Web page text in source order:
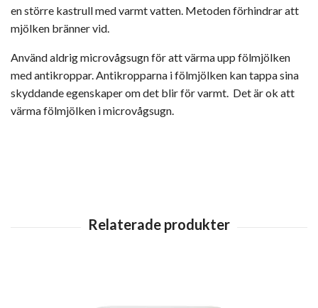
en större kastrull med varmt vatten. Metoden förhindrar att
mjölken bränner vid.
Använd aldrig microvågsugn för att värma upp fölmjölken
med antikroppar. Antikropparna i fölmjölken kan tappa sina
skyddande egenskaper om det blir för varmt. Det är ok att
värma fölmjölken i microvågsugn.